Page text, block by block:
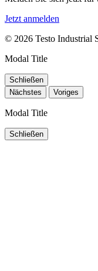
Jetzt anmelden
© 2026 Testo Industrial
Modal Title
Schließen
Nächstes
Voriges
Modal Title
Schließen